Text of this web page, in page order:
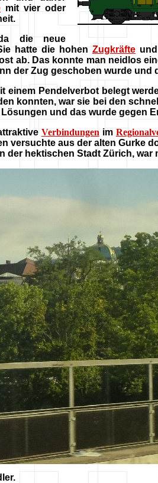
mit vier oder
die neue
hatte die hohen Zugkräfte
ab. Das konnte man neidlos
der Zug geschoben wurde und
einem Pendelverbot belegt
konnten, war sie bei den
und das wurde gegen
Verbindungen im
versuchte aus der alten Gurke
der hektischen Stadt Zürich,